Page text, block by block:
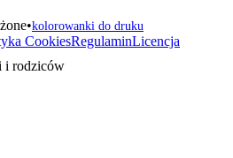
•kolorowanki do druku
CookiesRegulaminLicencja
i rodziców